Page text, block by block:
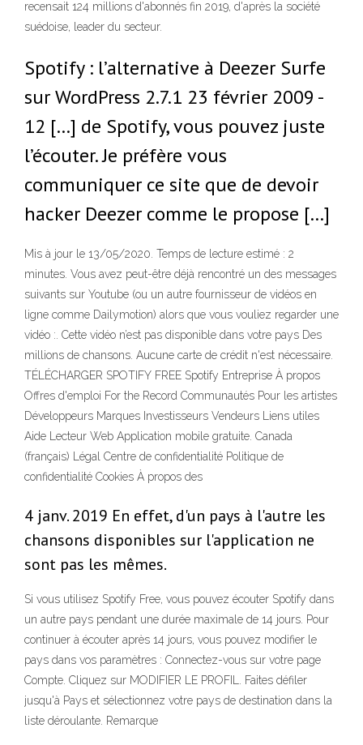
recensait 124 millions d'abonnés fin 2019, d'après la société
suédoise, leader du secteur.
Spotify : l’alternative à Deezer Surfe
sur WordPress 2.7.1 23 février 2009 -
12 […] de Spotify, vous pouvez juste
l’écouter. Je préfère vous
communiquer ce site que de devoir
hacker Deezer comme le propose […]
Mis à jour le 13/05/2020. Temps de lecture estimé : 2
minutes. Vous avez peut-être déjà rencontré un des messages
suivants sur Youtube (ou un autre fournisseur de vidéos en
ligne comme Dailymotion) alors que vous vouliez regarder une
vidéo :. Cette vidéo n’est pas disponible dans votre pays Des
millions de chansons. Aucune carte de crédit n'est nécessaire.
TÉLÉCHARGER SPOTIFY FREE Spotify Entreprise À propos
Offres d'emploi For the Record Communautés Pour les artistes
Développeurs Marques Investisseurs Vendeurs Liens utiles
Aide Lecteur Web Application mobile gratuite. Canada
(français) Légal Centre de confidentialité Politique de
confidentialité Cookies À propos des
4 janv. 2019 En effet, d'un pays à l'autre les
chansons disponibles sur l'application ne
sont pas les mêmes.
Si vous utilisez Spotify Free, vous pouvez écouter Spotify dans
un autre pays pendant une durée maximale de 14 jours. Pour
continuer à écouter après 14 jours, vous pouvez modifier le
pays dans vos paramètres : Connectez-vous sur votre page
Compte. Cliquez sur MODIFIER LE PROFIL. Faites défiler
jusqu'à Pays et sélectionnez votre pays de destination dans la
liste déroulante. Remarque